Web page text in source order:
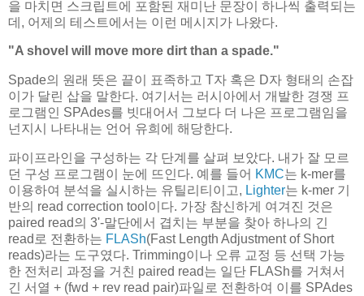
을 마치면 스크립트에 포함된 재미난 문장이 하나씩 출력되는
데, 어제의 테스트에서는 이런 메시지가 나왔다.
"A shovel will move more dirt than a spade."
Spade의 원래 뜻은 끝이 표족하고 T자 혹은 D자 형태의 손잡
이가 달린 삽을 말한다. 여기서는 러시아에서 개발한 경쟁 프
로그램인 SPAdes를 빗대어서 그보다 더 나은 프로그램임을
넌지시 나타내는 언어 유희에 해당한다.
파이프라인을 구성하는 각 단계를 살펴 보았다. 내가 잘 모르
던 구성 프로그램이 눈에 뜨인다. 예를 들어 KMC는 k-mer를
이용하여 분석을 실시하는 유틸리티이고, Lighter는 k-mer 기
반의 read correction tool이다. 가장 참신하게 여겨진 것은
paired read의 3'-말단에서 겹치는 부분을 찾아 하나의 긴
read로 전환하는 FLASh(Fast Length Adjustment of Short
reads)라는 도구였다. Trimming이나 오류 교정 등 선택 가능
한 전처리 과정을 거친 paired read는 일단 FLASh를 거쳐서
긴 서열 + (fwd + rev read pair)파일로 전환하여 이를 SPAdes